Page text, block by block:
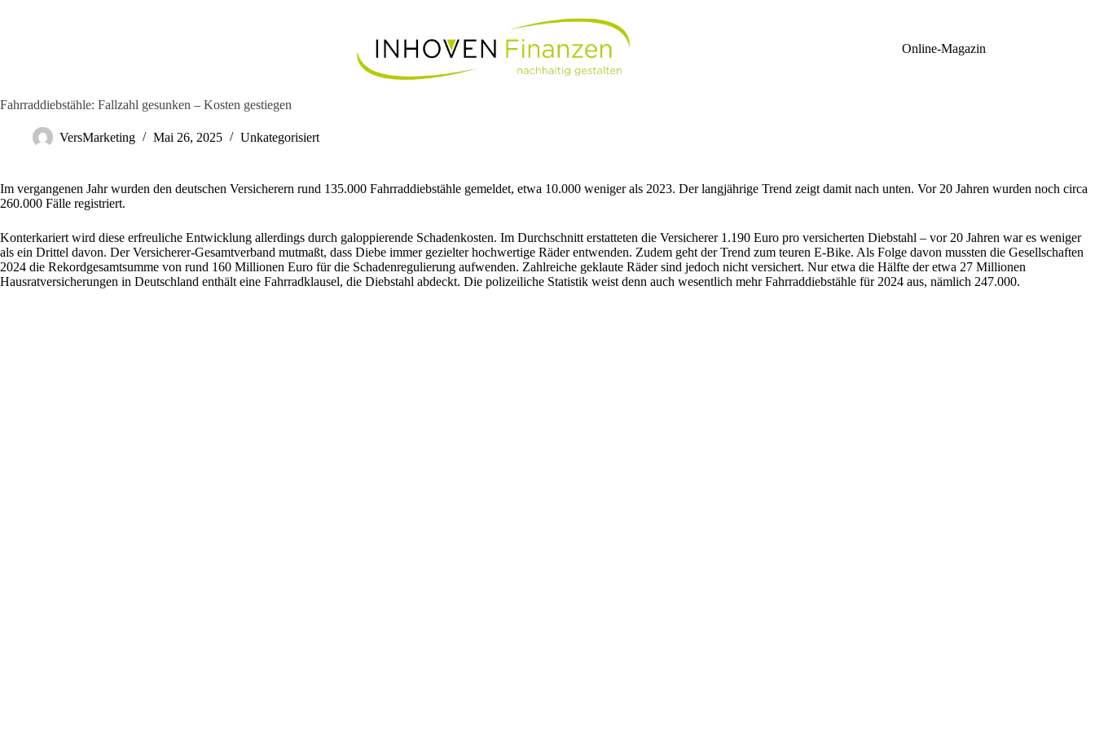
Online-Magazin
Fahrraddiebstähle: Fallzahl gesunken – Kosten gestiegen
VersMarketing Mai 26, 2025 Unkategorisiert
Im vergangenen Jahr wurden den deutschen Versicherern rund 135.000 Fahrraddiebstähle gemeldet, etwa 10.000 weniger als 2023. Der langjährige Trend zeigt damit nach unten. Vor 20 Jahren wurden noch circa
260.000 Fälle registriert.
Konterkariert wird diese erfreuliche Entwicklung allerdings durch galoppierende Schadenkosten. Im Durchschnitt erstatteten die Versicherer 1.190 Euro pro versicherten Diebstahl – vor 20 Jahren war es weniger
als ein Drittel davon. Der Versicherer-Gesamtverband mutmaßt, dass Diebe immer gezielter hochwertige Räder entwenden. Zudem geht der Trend zum teuren E-Bike. Als Folge davon mussten die Gesellschaften
2024 die Rekordgesamtsumme von rund 160 Millionen Euro für die Schadenregulierung aufwenden. Zahlreiche geklaute Räder sind jedoch nicht versichert. Nur etwa die Hälfte der etwa 27 Millionen
Hausratversicherungen in Deutschland enthält eine Fahrradklausel, die Diebstahl abdeckt. Die polizeiliche Statistik weist denn auch wesentlich mehr Fahrraddiebstähle für 2024 aus, nämlich 247.000.